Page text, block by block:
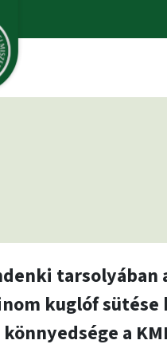
tarsolyában
kuglóf sütése
a